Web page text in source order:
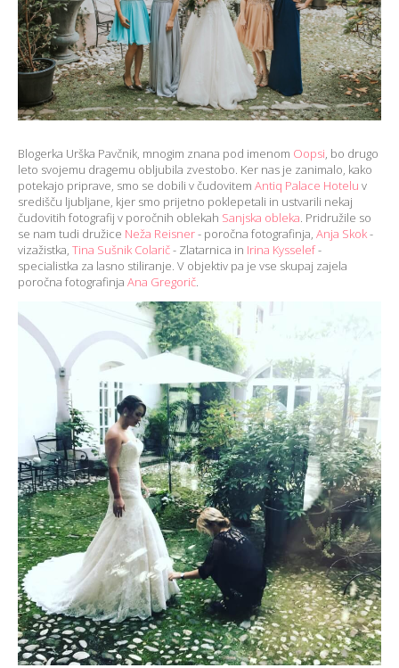
Blogerka Urška Pavčnik, mnogim znana pod imenom Oopsi, bo drugo
leto svojemu dragemu obljubila zvestobo. Ker nas je zanimalo, kako
potekajo priprave, smo se dobili v čudovitem Antiq Palace Hotelu v
središču ljubljane, kjer smo prijetno poklepetali in ustvarili nekaj
čudovitih fotografij v poročnih oblekah Sanjska obleka. Pridružile so
se nam tudi družice Neža Reisner- poročna fotografinja, Anja Skok-
vizažistka, Tina Sušnik Colarič- Zlatarnica in Irina Kysselef-
specialistka za lasno stiliranje. V objektiv pa je vse skupaj zajela
poročna fotografinja Ana Gregorič.